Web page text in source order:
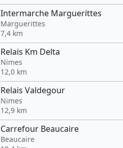
Intermarche Marguerittes
Marguerittes
7,4 km
Relais Km Delta
Nimes
12,0 km
Relais Valdegour
Nimes
12,9 km
Carrefour Beaucaire
Beaucaire